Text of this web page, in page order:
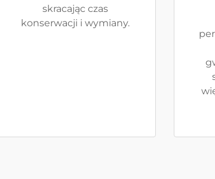
skracając czas
konserwacji i wymiany.